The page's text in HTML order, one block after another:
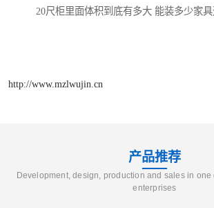
20尺柜里面体积到底有多大 能装多少家具
http://www.mzlwujin.cn
产品推荐
Development, design, production and sales in one
enterprises